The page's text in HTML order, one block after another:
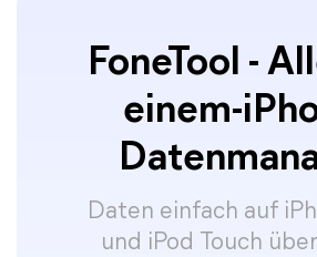
FoneTool -
einem-
Daten einfach auf
und iPod Touch